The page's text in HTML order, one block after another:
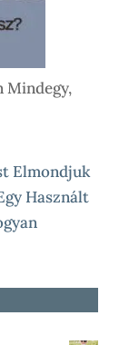
Mindegy,
Elmondjuk
Használt